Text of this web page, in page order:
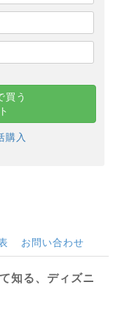
買う
購入
お問い合わせ
知る、ディズニ